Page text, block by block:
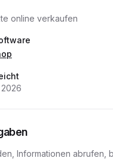
online verkaufen
2026
Informationen abrufen,